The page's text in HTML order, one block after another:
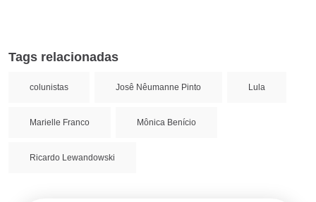
Tags relacionadas
colunistas Josê Nêumanne Pinto Lula
Marielle Franco Mônica Benício
Ricardo Lewandowski